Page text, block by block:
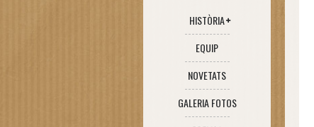
HISTÒRIA
EQUIP
NOVETATS
GALERIA FOTOS